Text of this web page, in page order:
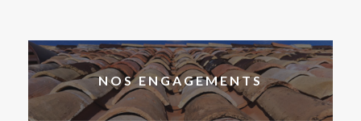
NOS ENGAGEMENTS